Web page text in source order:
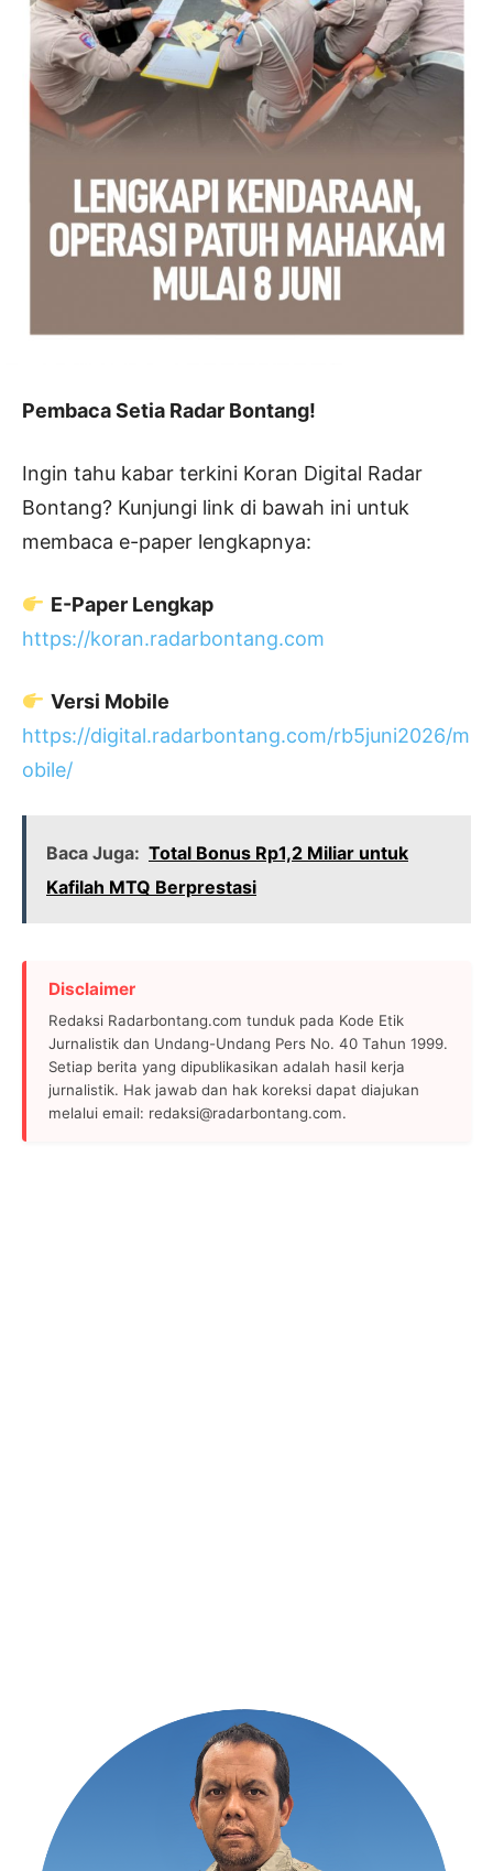
Pembaca Setia Radar Bontang!
Ingin tahu kabar terkini Koran Digital Radar
Bontang? Kunjungi link di bawah ini untuk
membaca e-paper lengkapnya:
E-Paper Lengkap
https://koran.radarbontang.com
Versi Mobile
https://digital.radarbontang.com/rb5juni2026/m
obile/
Baca Juga: Total Bonus Rp1,2 Miliar untuk
Kafilah MTQ Berprestasi
Disclaimer
Redaksi Radarbontang.com tunduk pada Kode Etik
Jurnalistik dan Undang-Undang Pers No. 40 Tahun 1999.
Setiap berita yang dipublikasikan adalah hasil kerja
jurnalistik. Hak jawab dan hak koreksi dapat diajukan
melalui email: redaksi@radarbontang.com.